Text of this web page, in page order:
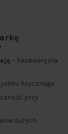
– bezawaryjna
fizycznego
przy
dużych